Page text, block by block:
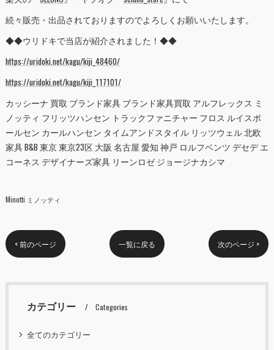
続々販売・出品されておりますのでよろしくお願いいたします。
◆◆ウリドキで当店が紹介されました！◆◆
https://uridoki.net/kagu/kiji_48460/
https://uridoki.net/kagu/kiji_117101/
カッシーナ 買取 ブランド家具 ブランド家具買取 アルフレックス ミ
ノッティ フリッツハンセン トラックファニチャー フロス ルイスポ
ールセン カールハンセン タイムアンドスタイル リッツウェル 北欧
家具 B&B 東京 東京23区 大阪 名古屋 愛知 神戸 ロルフベンツ デセデ エ
コーネス デザイナーズ家具 リーンロゼ ジョージナカシマ
Minotti ミノッティ
< 前のページ 一覧に戻る 次のページ >
カテゴリー Categories
全てのカテゴリー